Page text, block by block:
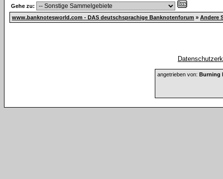
Gehe zu:
www.banknotesworld.com - DAS deutschsprachige Banknotenforum » Andere
angetrieben von: Burning